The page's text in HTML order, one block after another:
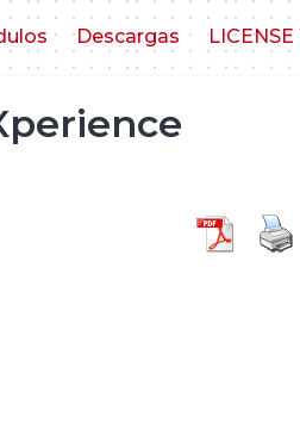
Descargas